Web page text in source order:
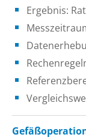
Ergebnis: